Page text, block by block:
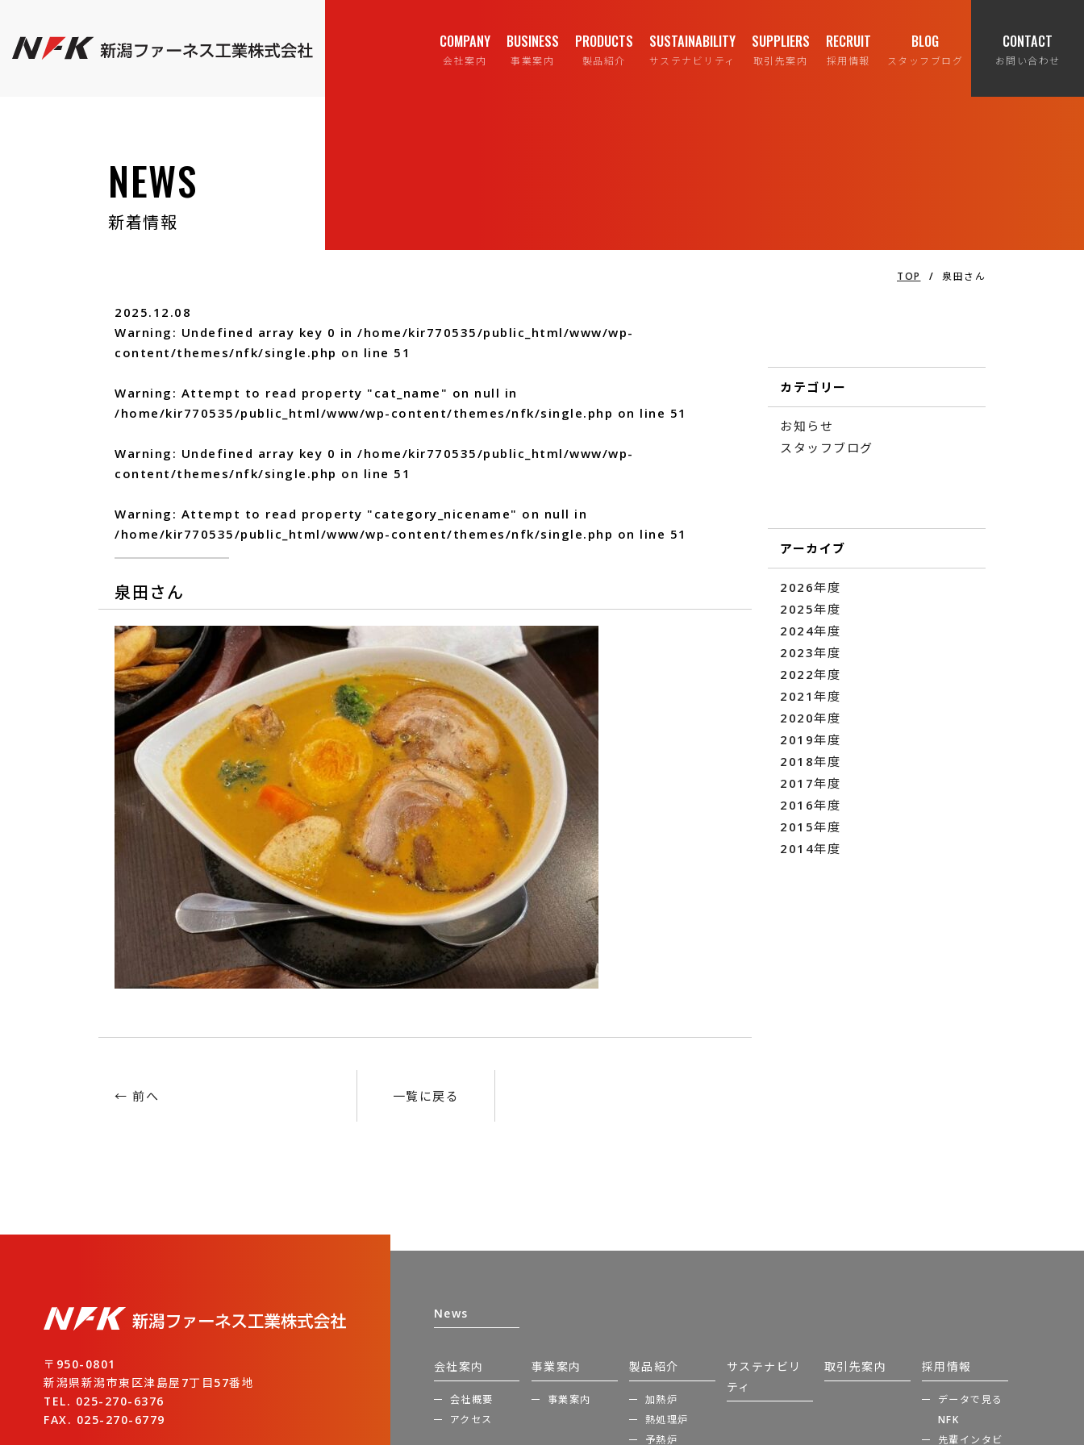
COMPANY
会社案内
BUSINESS
事業案内
PRODUCTS
製品紹介
SUSTAINABILITY
サステナビリティ
SUPPLIERS
取引先案内
RECRUIT
採用情報
BLOG
スタッフブログ
CONTACT
お問い合わせ
NEWS
新着情報
TOP / 泉田さん
2025.12.08
Warning : Undefined array key 0 in /home/kir770535/public_html/www/wp-
content/themes/nfk/single.php on line 51
Warning : Attempt to read property "cat_name" on null in
/home/kir770535/public_html/www/wp-content/themes/nfk/single.php on line 51
Warning : Undefined array key 0 in /home/kir770535/public_html/www/wp-
content/themes/nfk/single.php on line 51
Warning : Attempt to read property "category_nicename" on null in
/home/kir770535/public_html/www/wp-content/themes/nfk/single.php on line 51
泉田さん
← 前へ 一覧に戻る
カテゴリー
お知らせ
スタッフブログ
アーカイブ
2026年度
2025年度
2024年度
2023年度
2022年度
2021年度
2020年度
2019年度
2018年度
2017年度
2016年度
2015年度
2014年度
〒950-0801
新潟県新潟市東区津島屋7丁目57番地
TEL. 025-270-6376
FAX. 025-270-6779
News
会社案内
会社概要
アクセス
事業案内
事業案内
製品紹介
加熱炉
熱処理炉
予熱炉
サステナビリ
ティ
取引先案内 採用情報
データで見る
NFK
先輩インタビ